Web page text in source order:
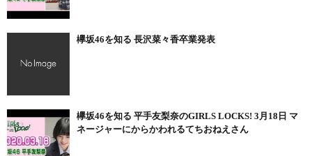
欅坂46を知る 長沢菜々香卒業発表
欅坂46を知る 平手友梨奈のGIRLS LOCKS! 3月18日 マ
ネージャーにからかわれるてちおねえさん